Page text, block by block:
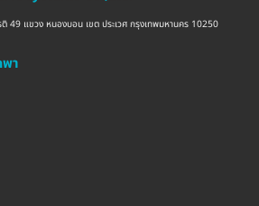
49 แขวง หนองบอน เขต ประเวศ กรุงเทพมหานคร 10250
า